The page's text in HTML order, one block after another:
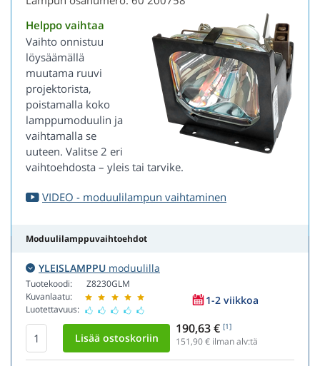
Helppo vaihtaa
Vaihto onnistuu
löysäämällä
muutama ruuvi
projektorista,
poistamalla koko
lamppumoduulin ja
vaihtamalla se
uuteen. Valitse 2 eri
vaihtoehdosta – yleis tai tarvike.
VIDEO - moduulilampun vaihtaminen
Moduulilamppuvaihtoehdot
YLEISLAMPPU moduulilla
Tuotekoodi:
Kuvanlaatu:
Luotettavuus:
Z8230GLM
1-2 viikkoa
190,63 € [1]
151,90€ ilman alv:tä